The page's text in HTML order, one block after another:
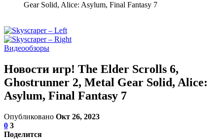
Gear Solid, Alice: Asylum, Final Fantasy 7
Видеообзоры
Новости игр! The Elder Scrolls 6,
Ghostrunner 2, Metal Gear Solid, Alice:
Asylum, Final Fantasy 7
Опубликовано Окт 26, 2023
0 3
Поделится